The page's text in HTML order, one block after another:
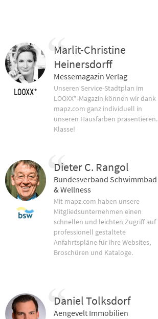
Marlit-Christine
Heinersdorff
Messemagazin Verlag
Unseren Service-Stadtplan im
LOOXX*-Magazin können wir dank
mapz.com ganz individuell in
unseren Hausfarben präsentieren.
Klasse!
Dieter C. Rangol
Bundesverband Schwimmbad
& Wellness
Mit mapz.com haben unsere
Mitgliedsunternehmen einen
schnellen und leichten Zugriff auf
professionell gestaltete
Anfahrtspläne für ihre Websites,
Broschüren und Kataloge.
Daniel Tolksdorf
Aengevelt Immobilien